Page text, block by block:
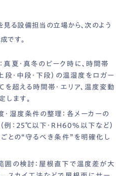
る設備担当の立場から、次のよう
です。
：真夏・真冬のピーク時に、時間帯
段・中段・下段）の温湿度をロガー
超える時間帯・エリア、温度変動
ます。
・湿度条件の整理 ：各メーカーの
例：25℃以下・RH60％以下など）
ごとの“守るべき条件”を明確化し
囲の検討 ：屋根直下で温度差が大